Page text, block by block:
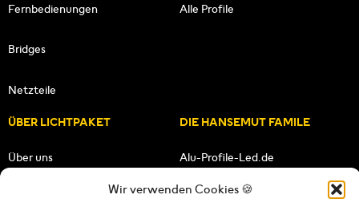
Wir verwenden Cookies 🍪
Fernbedienungen
Bridges
Netzteile
Alle Profile
ÜBER LICHTPAKET
Über uns
DIE HANSEMUT FAMILE
Alu-Profile-Led.de
HANSEMUT.de